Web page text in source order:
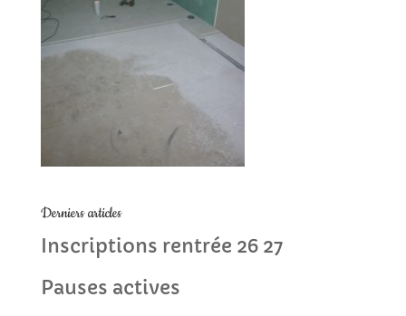
Derniers articles
Inscriptions rentrée 26 27
Pauses actives